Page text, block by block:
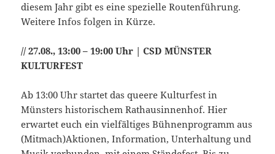
diesem Jahr gibt es eine spezielle Routenführung.
Weitere Infos folgen in Kürze.
// 27.08., 13:00 – 19:00 Uhr | CSD MÜNSTER
KULTURFEST
Ab 13:00 Uhr startet das queere Kulturfest in
Münsters historischem Rathausinnenhof. Hier
erwartet euch ein vielfältiges Bühnenprogramm aus
(Mitmach)Aktionen, Information, Unterhaltung und